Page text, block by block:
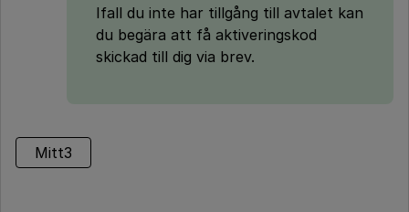
Ifall du inte har tillgång till avtalet kan
du begära att få aktiveringskod
skickad till dig via brev.
Mitt3